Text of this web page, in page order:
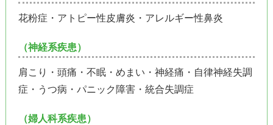
花粉症・アトピー性皮膚炎・アレルギー性鼻炎
（神経系疾患）
肩こり・頭痛・不眠・めまい・神経痛・自律神経失調
症・うつ病・パニック障害・統合失調症
（婦人科系疾患）